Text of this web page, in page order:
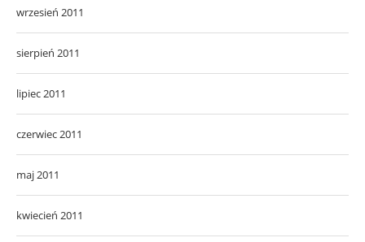
wrzesień 2011
sierpień 2011
lipiec 2011
czerwiec 2011
maj 2011
kwiecień 2011